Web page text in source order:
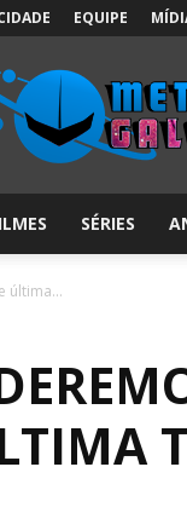
EQUIPE
Galáxia:
SÉRIES
última...